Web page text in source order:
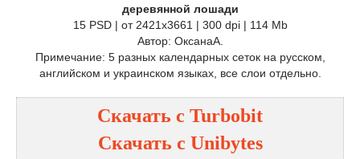
деревянной лошади
15 PSD | от 2421x3661 | 300 dpi | 114 Mb
Автор: ОксанаА.
Примечание: 5 разных календарных сеток на русском,
английском и украинском языках, все слои отдельно.
Скачать с Turbobit
Скачать с Unibytes